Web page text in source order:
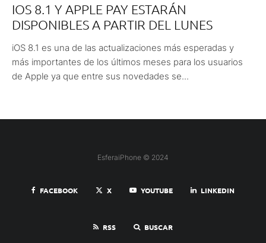
IOS 8.1 Y APPLE PAY ESTARÁN
DISPONIBLES A PARTIR DEL LUNES
iOS 8.1 es una de las actualizaciones más esperadas y
más importantes de los últimos meses para los usuarios
de Apple ya que entre sus novedades se...
EsferaiPhone © 2024
FACEBOOK X YOUTUBE LINKEDIN
RSS BUSCAR